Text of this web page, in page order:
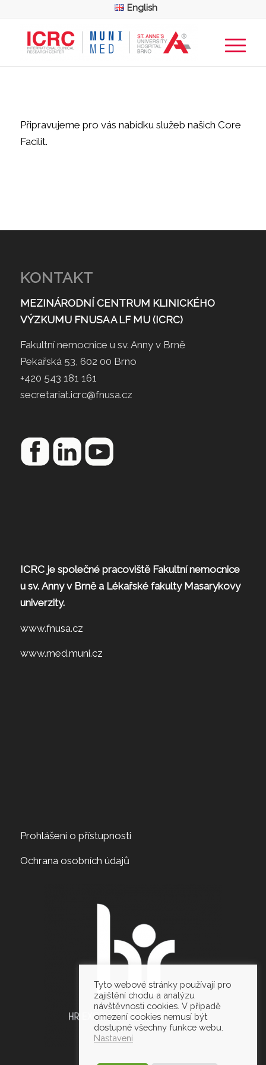
English
Připravujeme pro vás nabídku služeb našich Core
Facilit.
KONTAKT
MEZINÁRODNÍ CENTRUM KLINICKÉHO
VÝZKUMU FNUSA A LF MU (ICRC)
Fakultní nemocnice u sv. Anny v Brně
Pekařská 53, 602 00 Brno
+420 543 181 161
secretariat.icrc@fnusa.cz
ICRC je společné pracoviště Fakultní nemocnice
u sv. Anny v Brně a Lékařské fakulty Masarykovy
univerzity.
www.fnusa.cz
www.med.muni.cz
Prohlášení o přístupnosti
Ochrana osobních údajů
Tyto webové stránky používají pro
zajištění chodu a analýzu
návštěvnosti cookies. V případě
omezení cookies nemusí být
dostupné všechny funkce webu.
Nastavení